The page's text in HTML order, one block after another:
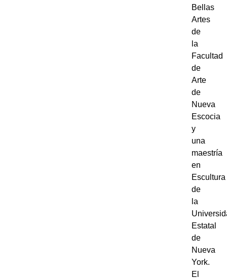
Bellas
Artes
de
la
Facultad
de
Arte
de
Nueva
Escocia
y
una
maestría
en
Escultura
de
la
Estatal
de
Nueva
York.
El